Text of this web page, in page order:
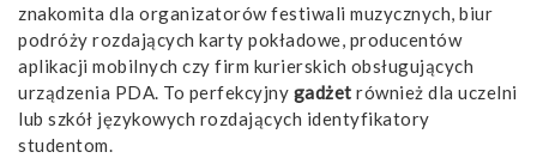
znakomita dla organizatorów festiwali muzycznych, biur
podróży rozdających karty pokładowe, producentów
aplikacji mobilnych czy firm kurierskich obsługujących
urządzenia PDA. To perfekcyjny gadżet również dla uczelni
lub szkół językowych rozdających identyfikatory
studentom.